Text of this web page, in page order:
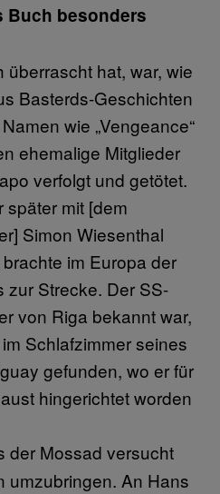
Buch besonders
hat, war, wie
Basterds-Geschichten
wie „Vengeance“
ehemalige Mitglieder
verfolgt und getötet.
später mit [dem
Simon Wiesenthal
im Europa der
zur Strecke. Der SS-
von Riga bekannt war,
Schlafzimmer seines
gefunden, wo er für
hingerichtet worden
der Mossad versucht
umzubringen. An Hans